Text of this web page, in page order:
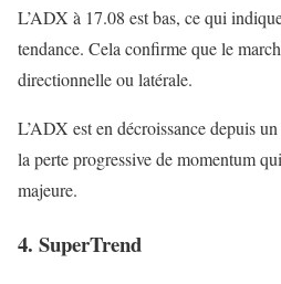
L’ADX à 17.08 est bas, ce qui
tendance. Cela confirme que le
directionnelle ou latérale.
L’ADX est en décroissance depuis
la perte progressive de momentum
majeure.
4. SuperTrend